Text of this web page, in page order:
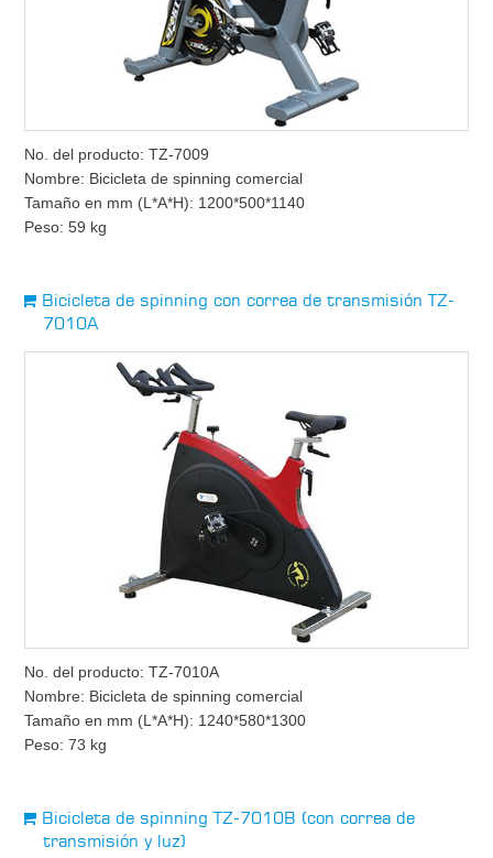
No. del producto: TZ-7009
Nombre: Bicicleta de spinning comercial
Tamaño en mm (L*A*H): 1200*500*1140
Peso: 59 kg
Bicicleta de spinning con correa de transmisión TZ-
7010A
No. del producto: TZ-7010A
Nombre: Bicicleta de spinning comercial
Tamaño en mm (L*A*H): 1240*580*1300
Peso: 73 kg
Bicicleta de spinning TZ-7010B (con correa de
transmisión y luz)